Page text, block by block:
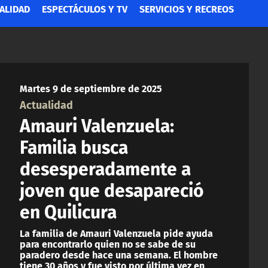
ESPECTÁCULOS Y TV SERVICIOS Y RECREOS
Martes 9 de septiembre de 2025
Actualidad
Amauri Valenzuela:
Familia busca
desesperadamente a
joven que desapareció
en Quilicura
La familia de Amauri Valenzuela pide ayuda
para encontrarlo quien no se sabe de su
paradero desde hace una semana. El hombre